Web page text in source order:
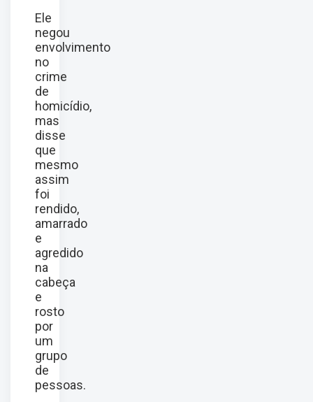
Ele
negou
envolvimento
no
crime
de
homicídio,
mas
disse
que
mesmo
assim
foi
rendido,
amarrado
e
agredido
na
cabeça
e
rosto
por
um
grupo
de
pessoas.